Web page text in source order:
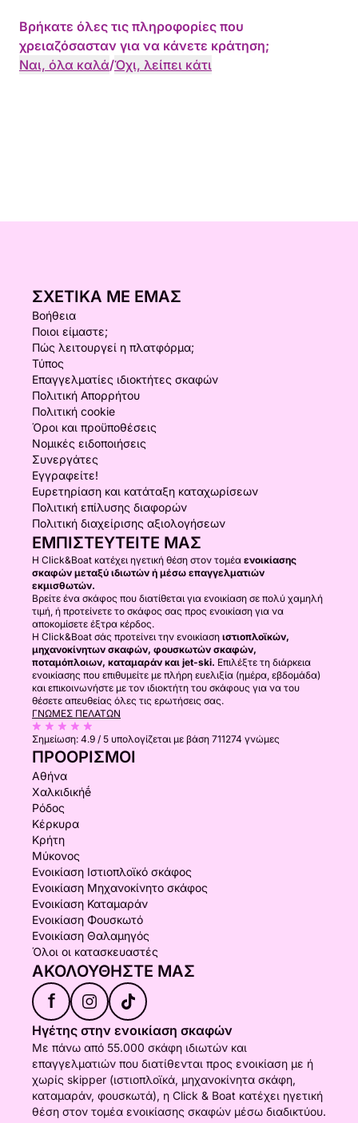
Βρήκατε όλες τις πληροφορίες που
χρειαζόσασταν για να κάνετε κράτηση;
Ναι, όλα καλά/Όχι, λείπει κάτι
ΣΧΕΤΙΚΆ ΜΕ ΕΜΆΣ
Βοήθεια
Ποιοι είμαστε;
Πώς λειτουργεί η πλατφόρμα;
Τύπος
Επαγγελματίες ιδιοκτήτες σκαφών
Πολιτική Απορρήτου
Πολιτική cookie
Όροι και προϋποθέσεις
Νομικές ειδοποιήσεις
Συνεργάτες
Εγγραφείτε!
Ευρετηρίαση και κατάταξη καταχωρίσεων
Πολιτική επίλυσης διαφορών
Πολιτική διαχείρισης αξιολογήσεων
ΕΜΠΙΣΤΕΥΤΕΊΤΕ ΜΑΣ
Η Click&Boat κατέχει ηγετική θέση στον τομέα ενοικίασης
σκαφών μεταξύ ιδιωτών ή μέσω επαγγελματιών
εκμισθωτών.
Βρείτε ένα σκάφος που διατίθεται για ενοικίαση σε πολύ χαμηλή
τιμή, ή προτείνετε το σκάφος σας προς ενοικίαση για να
αποκομίσετε έξτρα κέρδος.
Η Click&Boat σάς προτείνει την ενοικίαση ιστιοπλοϊκών,
μηχανοκίνητων σκαφών, φουσκωτών σκαφών,
ποταμόπλοιων, καταμαράν και jet-ski. Επιλέξτε τη διάρκεια
ενοικίασης που επιθυμείτε με πλήρη ευελιξία (ημέρα, εβδομάδα)
και επικοινωνήστε με τον ιδιοκτήτη του σκάφους για να του
θέσετε απευθείας όλες τις ερωτήσεις σας.
ΓΝΏΜΕΣ ΠΕΛΑΤΏΝ
Σημείωση: 4.9 / 5 υπολογίζεται με βάση 711274 γνώμες
ΠΡΟΟΡΙΣΜΟΊ
Αθήνα
Χαλκιδικήḗ
Ρόδος
Κέρκυρα
Κρήτη
Μύκονος
Ενοικίαση Ιστιοπλοϊκό σκάφος
Ενοικίαση Μηχανοκίνητο σκάφος
Ενοικίαση Καταμαράν
Ενοικίαση Φουσκωτό
Ενοικίαση Θαλαμηγός
Όλοι οι κατασκευαστές
ΑΚΟΛΟΥΘΉΣΤΕ ΜΑΣ
f
Ηγέτης στην ενοικίαση σκαφών
Με πάνω από 55.000 σκάφη ιδιωτών και
επαγγελματιών που διατίθενται προς ενοικίαση με ή
χωρίς skipper (ιστιοπλοϊκά, μηχανοκίνητα σκάφη,
καταμαράν, φουσκωτά), η Click & Boat κατέχει ηγετική
θέση στον τομέα ενοικίασης σκαφών μέσω διαδικτύου.